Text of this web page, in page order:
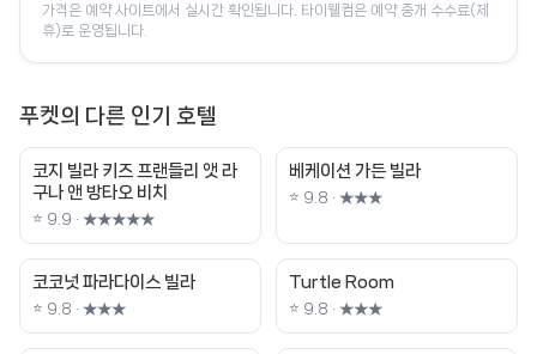
가격은 예약 사이트에서 실시간 확인됩니다. 타이웰컴은 예약 중개 수수료(제
휴)로 운영됩니다.
푸켓의 다른 인기 호텔
코지 빌라 키즈 프랜들리 앳 라
구나 앤 방타오 비치
⭐ 9.9 · ★★★★★
베케이션 가든 빌라
⭐ 9.8 · ★★★
코코넛 파라다이스 빌라
⭐ 9.8 · ★★★
Turtle Room
⭐ 9.8 · ★★★